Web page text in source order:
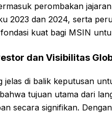
perombakan
2023 dan 2024, serta
kuat bagi MSIN
dan Visibilitas
jelas di balik keputusan
tujuan utama dari
secara signifikan.